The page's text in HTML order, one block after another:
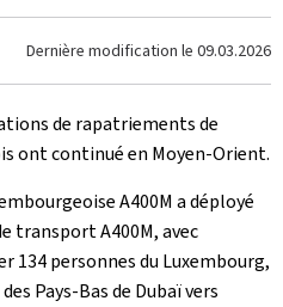
Dernière modification le 09.03.2026
de rapatriements de
ont continué en Moyen-Orient.
A400M a déployé
transport A400M, avec
134 personnes du Luxembourg,
Pays-Bas de Dubaï vers